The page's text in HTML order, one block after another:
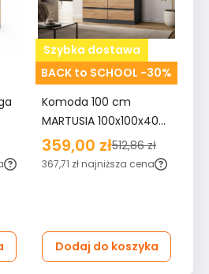
Szybka dostawa
BACK to SCHOOL -30%
Komoda 100 cm
MARTUSIA 100x100x40
cm z szufladami 8
szuflad dąb artisan
359,00 zł512,86 zł
367,71 zł najniższa cena
Dodaj do koszyka